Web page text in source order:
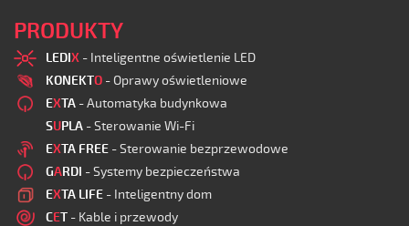
PRODUKTY
LEDIX - Inteligentne oświetlenie LED
KONEKTO - Oprawy oświetleniowe
EXTA - Automatyka budynkowa
SUPLA - Sterowanie Wi-Fi
EXTA FREE - Sterowanie bezprzewodowe
GARDI - Systemy bezpieczeństwa
EXTA LIFE - Inteligentny dom
CET - Kable i przewody